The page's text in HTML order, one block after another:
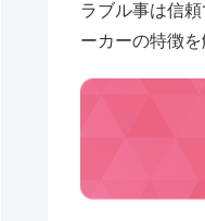
ラブル事は信
ーカーの特徴